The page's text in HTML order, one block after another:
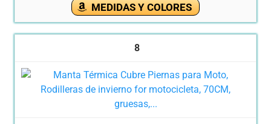
MEDIDAS Y COLORES
8